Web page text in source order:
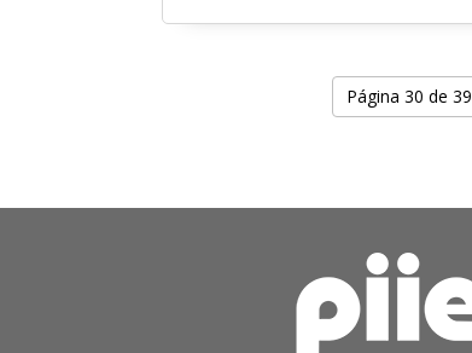
Página 30 de 39